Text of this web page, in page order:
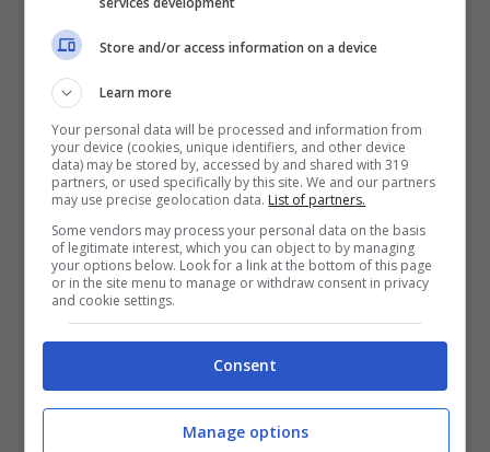
5-MANO
43-FUNGHI
Store and/or access information on a device
Learn more
Your personal data will be processed and information from
your device (cookies, unique identifiers, and other device
data) may be stored by, accessed by and shared with 319
partners, or used specifically by this site. We and our partners
may use precise geolocation data. List of partners.
Some vendors may process your personal data on the basis
of legitimate interest, which you can object to by managing
your options below. Look for a link at the bottom of this page
or in the site menu to manage or withdraw consent in privacy
and cookie settings.
Consent
Manage options